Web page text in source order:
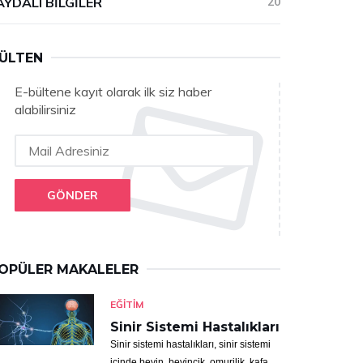
E-bültene kayıt olarak ilk siz haber
alabilirsiniz
GÖNDER
MAKALELER
EĞITIM
Sinir Sistemi Hastalıkları
Sinir sistemi hastalıkları, sinir sistemi